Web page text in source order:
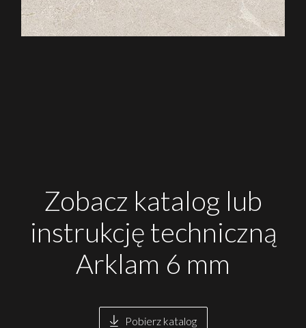
Zobacz katalog lub
instrukcję techniczną
Arklam 6 mm
Pobierz katalog